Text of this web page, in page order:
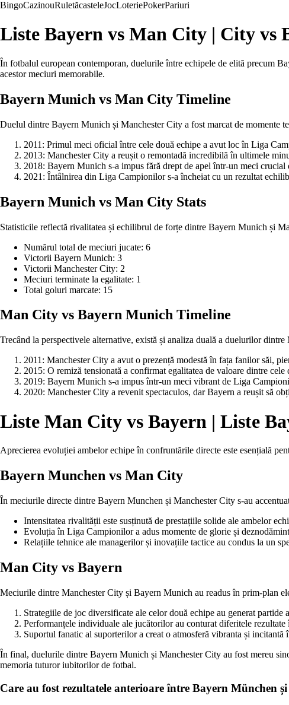
BingoCazinouRuletăcasteleJocLoteriePokerPariuri
Liste Bayern vs Man City | City vs
În fotbalul european contemporan, duelurile între echipele de elită precum
acestor meciuri memorabile.
Bayern Munich vs Man City Timeline
Duelul dintre Bayern Munich și Manchester City a fost marcat de momente
2011: Primul meci oficial între cele două echipe a avut loc în Liga
2013: Manchester City a reușit o remontadă incredibilă în ultimele
2018: Bayern Munich s-a impus fără drept de apel într-un meci
2021: Întâlnirea din Liga Campionilor s-a încheiat cu un rezultat
Bayern Munich vs Man City Stats
Statisticile reflectă rivalitatea și echilibrul de forțe dintre Bayern Munich și
Numărul total de meciuri jucate: 6
Victorii Bayern Munich: 3
Victorii Manchester City: 2
Meciuri terminate la egalitate: 1
Total goluri marcate: 15
Man City vs Bayern Munich Timeline
Trecând la perspectivele alternative, există și analiza duală a duelurilor
2011: Manchester City a avut o prezență modestă în fața fanilor săi,
2015: O remiză tensionată a confirmat egalitatea de valoare dintre cele
2019: Bayern Munich s-a impus într-un meci vibrant de Liga
2020: Manchester City a revenit spectaculos, dar Bayern a reușit să
Liste Man City vs Bayern | Liste
Aprecierea evoluției ambelor echipe în confruntările directe este esențială
Bayern Munchen vs Man City
În meciurile directe dintre Bayern Munchen și Manchester City s-au
Intensitatea rivalității este susținută de prestațiile solide ale ambelor
Evoluția în Liga Campionilor a adus momente de glorie și
Relațiile tehnice ale managerilor și inovațiile tactice au condus la un
Man City vs Bayern
Meciurile dintre Manchester City și Bayern Munich au readus în prim-plan
Strategiile de joc diversificate ale celor două echipe au generat partide
Performanțele individuale ale jucătorilor au conturat diferitele
Suportul fanatic al suporterilor a creat o atmosferă vibranta și incitantă
În final, duelurile dintre Bayern Munich și Manchester City au fost mereu
memoria tuturor iubitorilor de fotbal.
Care au fost rezultatele anterioare între Bayern München